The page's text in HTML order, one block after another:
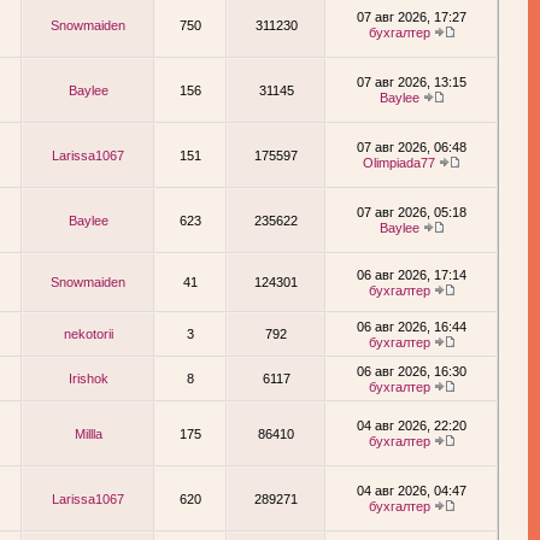
Snowmaiden 750 311230
07 авг 2026, 17:27
бухгалтер
Baylee 156 31145
07 авг 2026, 13:15
Baylee
Larissa1067 151 175597
07 авг 2026, 06:48
Olimpiada77
Baylee 623 235622
07 авг 2026, 05:18
Baylee
Snowmaiden 41 124301
06 авг 2026, 17:14
бухгалтер
nekotorii 3 792
06 авг 2026, 16:44
бухгалтер
Irishok 8 6117
06 авг 2026, 16:30
бухгалтер
Millla 175 86410
04 авг 2026, 22:20
бухгалтер
Larissa1067 620 289271
04 авг 2026, 04:47
бухгалтер